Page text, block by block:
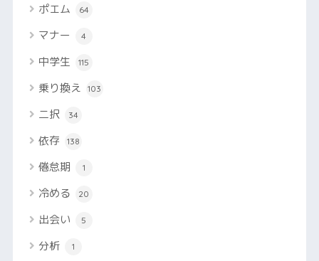
ポエム 64
マナー 4
中学生 115
乗り換え 103
二択 34
依存 138
倦怠期 1
冷める 20
出会い 5
分析 1